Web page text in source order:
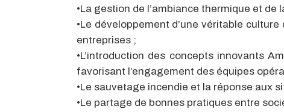
•La gestion de l’ambiance thermique et de
•Le développement d’une véritable
entreprises ;
•L’introduction des concepts innovants
favorisant l’engagement des équipes
•Le sauvetage incendie et la réponse aux
•Le partage de bonnes pratiques entre